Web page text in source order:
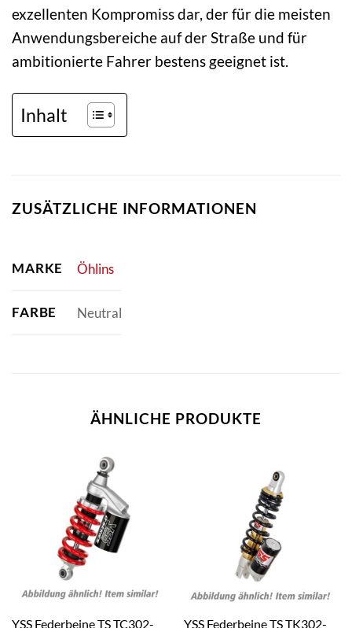
exzellenten Kompromiss dar, der für die meisten
Anwendungsbereiche auf der Straße und für
ambitionierte Fahrer bestens geeignet ist.
Inhalt
ZUSÄTZLICHE INFORMATIONEN
MARKE Öhlins
FARBE Neutral
ÄHNLICHE PRODUKTE
YSS Federbeine TS TC302- YSS Federbeine TS TK302-